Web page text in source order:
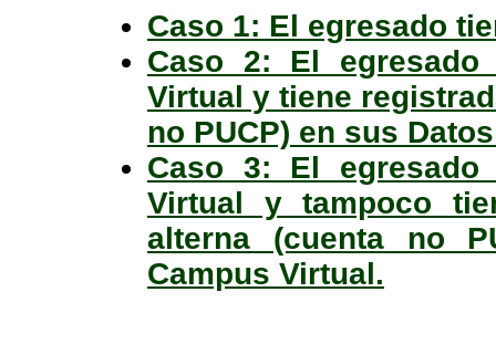
Caso 1: El egresado
Caso 2: El
Virtual y tiene
no PUCP) en sus
Caso 3: El
Virtual y tampoco
alterna (cuenta no
Campus Virtual.